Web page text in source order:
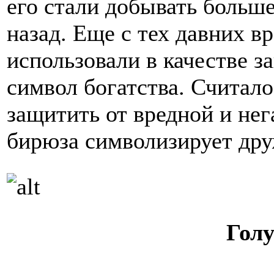
его стали добывать
назад. Еще с тех давних
использовали в качестве
символ богатства.
защитить от вредной и
бирюза символизирует